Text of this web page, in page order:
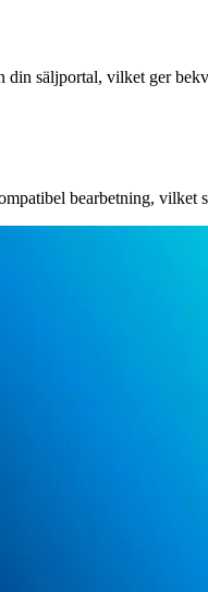
säljportal, vilket ger
bearbetning, vilket